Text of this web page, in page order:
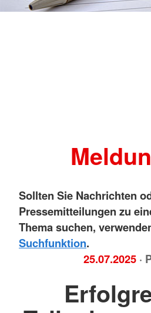
Sollten Sie Nachrichten
Pressemitteilungen zu
Thema suchen,
Suchfunktion.
25.07.2025 ·